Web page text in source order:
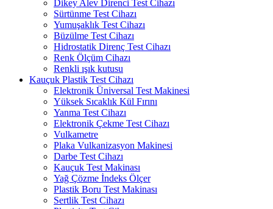
Dikey Alev Direnci Test Cihazı
Sürtünme Test Cihazı
Yumuşaklık Test Cihazı
Büzülme Test Cihazı
Hidrostatik Direnç Test Cihazı
Renk Ölçüm Cihazı
Renkli ışık kutusu
Kauçuk Plastik Test Cihazı
Elektronik Üniversal Test Makinesi
Yüksek Sıcaklık Kül Fırını
Yanma Test Cihazı
Elektronik Çekme Test Cihazı
Vulkametre
Plaka Vulkanizasyon Makinesi
Darbe Test Cihazı
Kauçuk Test Makinası
Yağ Çözme İndeks Ölçer
Plastik Boru Test Makinası
Sertlik Test Cihazı